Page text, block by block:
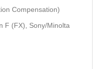
Compensation)
F (FX), Sony/Minolta